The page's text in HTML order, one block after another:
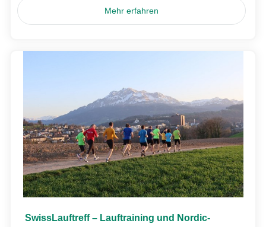
Mehr erfahren
SwissLauftreff – Lauftraining und Nordic-